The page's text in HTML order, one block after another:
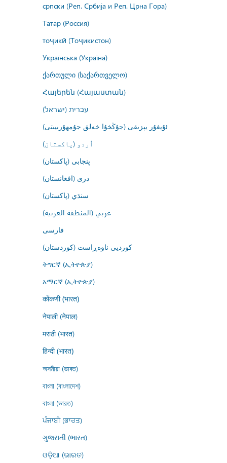
српски (Реп. Србија и Реп. Црна Гора)
Татар (Россия)
тоҷикӣ (Тоҷикистон)
Українська (Україна)
ქართული (საქართველო)
Հայերեն (Հայաստան)
עברית (ישראל)
ئۇيغۇر يېزىقى (جۇڭخۇا خەلق جۇمھۇرىيىتى)
اُردو (پاکستان)
پنجابی (پاکستان)
درى (افغانستان)
سنڌي (پاکستان)
عربي (المنطقة العربية)
فارسى
کوردیی ناوەڕاست (کوردستان)
ትግርኛ (ኢትዮጵያ)
አማርኛ (ኢትዮጵያ)
कोंकणी (भारत)
नेपाली (नेपाल)
मराठी (भारत)
हिन्दी (भारत)
অসমীয়া (ভাৰত)
বাংলা (বাংলাদেশ)
বাংলা (ভারত)
ਪੰਜਾਬੀ (ਭਾਰਤ)
ગુજરાતી (ભારત)
ଓଡ଼ିଆ (ଭାରତ)